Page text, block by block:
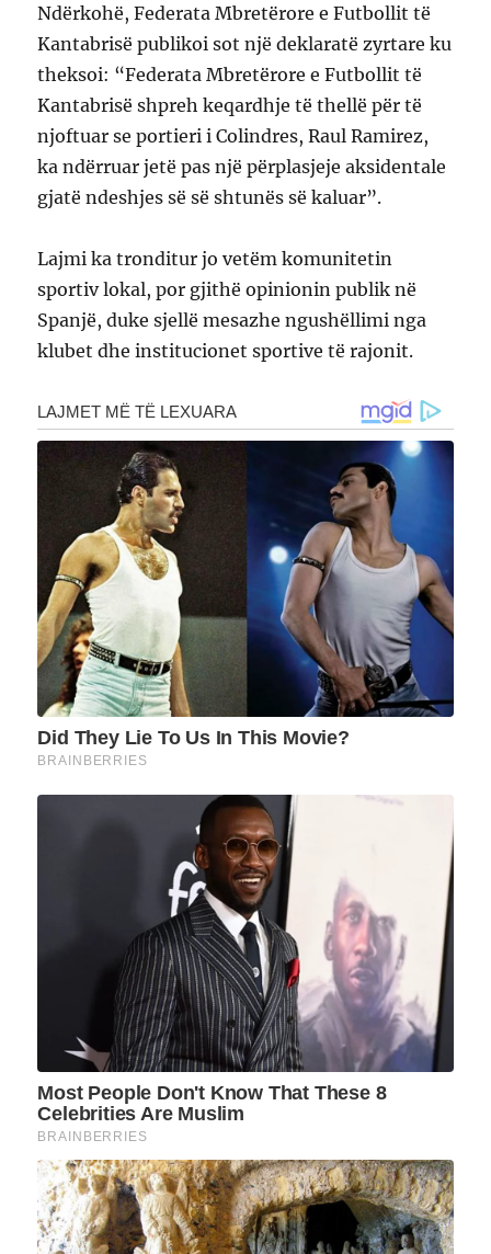
Ndërkohë, Federata Mbretërore e Futbollit të
Kantabrisë publikoi sot një deklaratë zyrtare ku
theksoi: “Federata Mbretërore e Futbollit të
Kantabrisë shpreh keqardhje të thellë për të
njoftuar se portieri i Colindres, Raul Ramirez,
ka ndërruar jetë pas një përplasjeje aksidentale
gjatë ndeshjes së së shtunës së kaluar”.
Lajmi ka tronditur jo vetëm komunitetin
sportiv lokal, por gjithë opinionin publik në
Spanjë, duke sjellë mesazhe ngushëllimi nga
klubet dhe institucionet sportive të rajonit.